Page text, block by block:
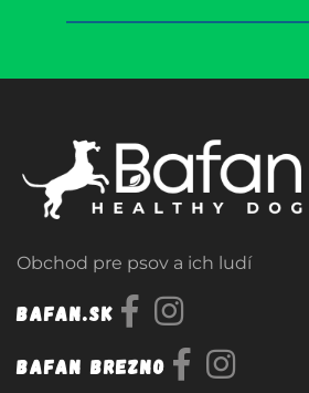
Obchod pre psov a ich ludí
Bafan.sk
Bafan Brezno